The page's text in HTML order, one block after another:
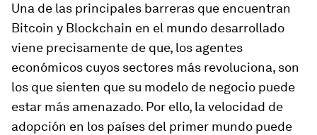
Una de las principales barreras que encuentran
Bitcoin y Blockchain en el mundo desarrollado
viene precisamente de que, los agentes
económicos cuyos sectores más revoluciona, son
los que sienten que su modelo de negocio puede
estar más amenazado. Por ello, la velocidad de
adopción en los países del primer mundo puede